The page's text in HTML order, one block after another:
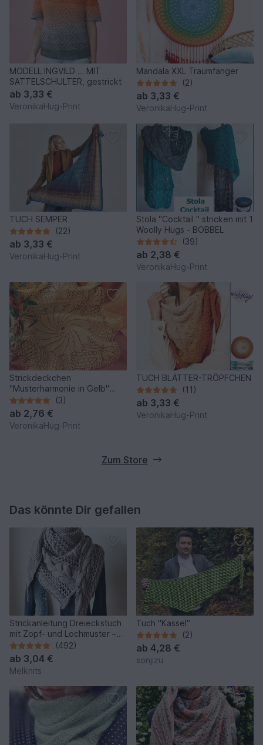
MODELL INGVILD … MIT
SATTELSCHULTER, gestrickt
ab 3,33 €
VeronikaHug-Print
Mandala XXL Traumfänger
(2)
ab 3,33 €
VeronikaHug-Print
TUCH SEMPER
(22)
ab 3,33 €
VeronikaHug-Print
Stola "Cocktail " stricken mit 1
Woolly Hugs - BOBBEL
(39)
ab 2,38 €
VeronikaHug-Print
Strickdeckchen
"Musterharmonie in Gelb"
Kunststrickdeckchen
(3)
ab 2,76 €
VeronikaHug-Print
TUCH BLÄTTER-TRÖPFCHEN
(11)
ab 3,33 €
VeronikaHug-Print
Zum Store
Das könnte Dir gefallen
Strickanleitung Dreieckstuch
mit Zopf- und Lochmuster –
Cozy Winter(492)
ab 3,04 €
Melknits
Tuch "Kassel"
(2)
ab 4,28 €
sonjizu